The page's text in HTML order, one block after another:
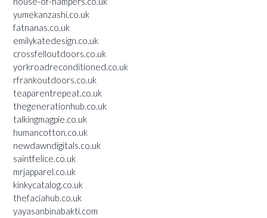
yumekanzashi.co.uk
fatnanas.co.uk
emilykatedesign.co.uk
crossfelloutdoors.co.uk
yorkroadreconditioned.co.uk
rfrankoutdoors.co.uk
teaparentrepeat.co.uk
thegenerationhub.co.uk
talkingmagpie.co.uk
humancotton.co.uk
newdawndigitals.co.uk
saintfelice.co.uk
mrjapparel.co.uk
kinkycatalog.co.uk
thefaciahub.co.uk
yayasanbinabakti.com